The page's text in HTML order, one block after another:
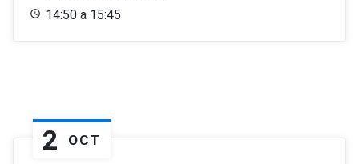
14:50 a 15:45
2 OCT